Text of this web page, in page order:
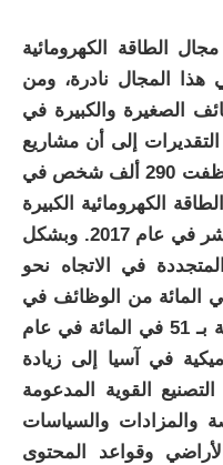
الطاقة الكهرومائية
هذا المجال نادرة، ومن
الصغيرة والكبيرة في
إلى أن مشاريع
الطاقة الكهرومائية الصغيرة قد وظفت 290 ألف شخص في
الطاقة الكهرومائية الكبيرة
نحو 1.5 مليون شخص بشكل مباشر في عام 2017. وبشكل
في الاتجاه نحو
الآسيوية التي شكلت 60 في المائة من الوظائف في
هذا المجال في عام 2017، مقارنة بـ 51 في المائة في عام
في آسيا إلى زيادة
القوية المدعومة
والمزادات والسياسات
وقواعد المحتوى